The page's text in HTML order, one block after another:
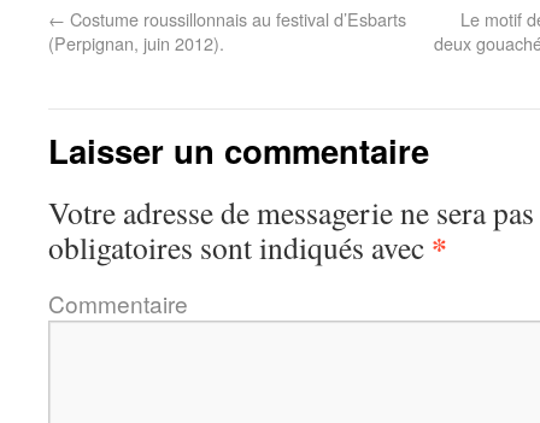
← Costume roussillonnais au festival d’Esbarts
(Perpignan, juin 2012).
Le motif
deux
Laisser un commentaire
Votre adresse de messagerie ne sera
obligatoires sont indiqués avec *
Commentaire